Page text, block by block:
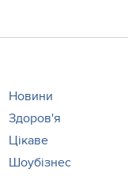
Новини
Здоров'я
Цікаве
Шоубізнес